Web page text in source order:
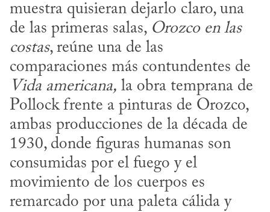
muestra quisieran dejarlo claro, una
de las primeras salas, Orozco en las
costas, reúne una de las
Vida americana, la obra temprana de
Pollock frente a pinturas de Orozco,
ambas producciones de la década de
1930, donde figuras humanas son
consumidas por el fuego y el
movimiento de los cuerpos es
remarcado por una paleta cálida y